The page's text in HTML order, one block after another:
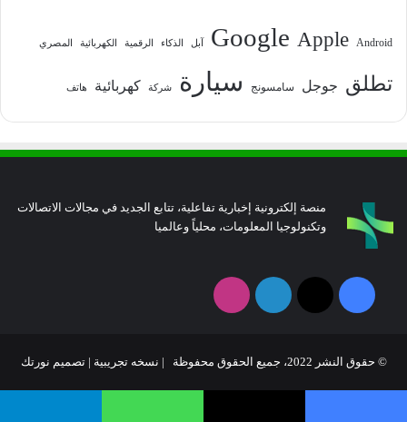
Android
Apple
Google آبل الذكاء الرقمية الكهربائية المصري
تطلق جوجل سامسونج سيارة شركة كهربائية هاتف
منصة إلكترونية إخبارية تفاعلية، تتابع الجديد في مجالات الاتصالات
وتكنولوجيا المعلومات، محلياً وعالميا
فيسبوك
‫X لينكدإن انستقرام
© حقوق النشر 2022، جميع الحقوق محفوظة | نسخه تجريبية | تصميم نورتك